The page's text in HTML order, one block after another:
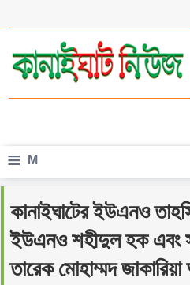
≡ M
n
u
কানাইঘাটের ইউএনও
ইউএনও শহীদুল হক এবং
তারেক মোহাম্মদ